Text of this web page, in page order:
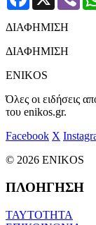
ΔΙΑΦΗΜΙΣΗ
ΔΙΑΦΗΜΙΣΗ
ENIKOS
Όλες οι ειδήσεις
του enikos.gr.
Facebook X
© 2026 ENIKOS
ΠΛΟΗΓΗΣΗ
ΤΑΥΤΟΤΗΤΑ